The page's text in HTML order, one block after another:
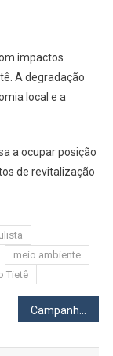
impactos
A degradação
local e a
a ocupar posição
de revitalização
meio ambiente
Tietê